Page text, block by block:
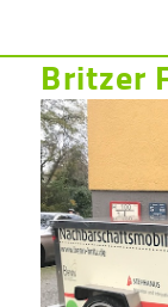
Britzer